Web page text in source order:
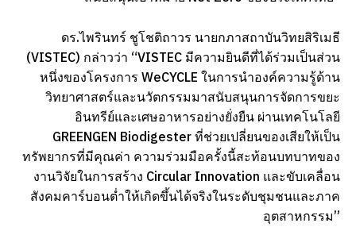
ดร.ไพรินทร์ ชูโชติถาวร นายกภาสถาบันวิทยสิริเมธี
(VISTEC) กล่าวว่า “VISTEC มีความยินดีที่ได้ร่วมเป็นส่วน
หนึ่งของโครงการ WeCYCLE ในการนำองค์ความรู้ด้าน
วิทยาศาสตร์และนวัตกรรมมาสนับสนุนการจัดการขยะ
อินทรีย์และเศษอาหารอย่างยั่งยืน ผ่านเทคโนโลยี
GREENGEN Biodigester ที่ช่วยเปลี่ยนของเสียให้เป็น
ทรัพยากรที่มีคุณค่า ความร่วมมือครั้งนี้สะท้อนบทบาทของ
งานวิจัยในการสร้าง Circular Innovation และขับเคลื่อน
สังคมคาร์บอนต่ำให้เกิดขึ้นได้จริงในระดับชุมชนและภาค
อุตสาหกรรม”